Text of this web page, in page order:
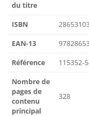
du titre
ISBN
EAN-13
Référence 115352-
Nombre de
pages de
contenu
principal
328